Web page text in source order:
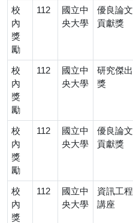
校
內
獎
勵
112
國立中
央大學
優良論文
貢獻獎
校
內
獎
勵
112
國立中
央大學
研究傑出
獎
校
內
獎
勵
112
國立中
央大學
優良論文
貢獻獎
校
內
獎
112
國立中
央大學
資訊工程
講座